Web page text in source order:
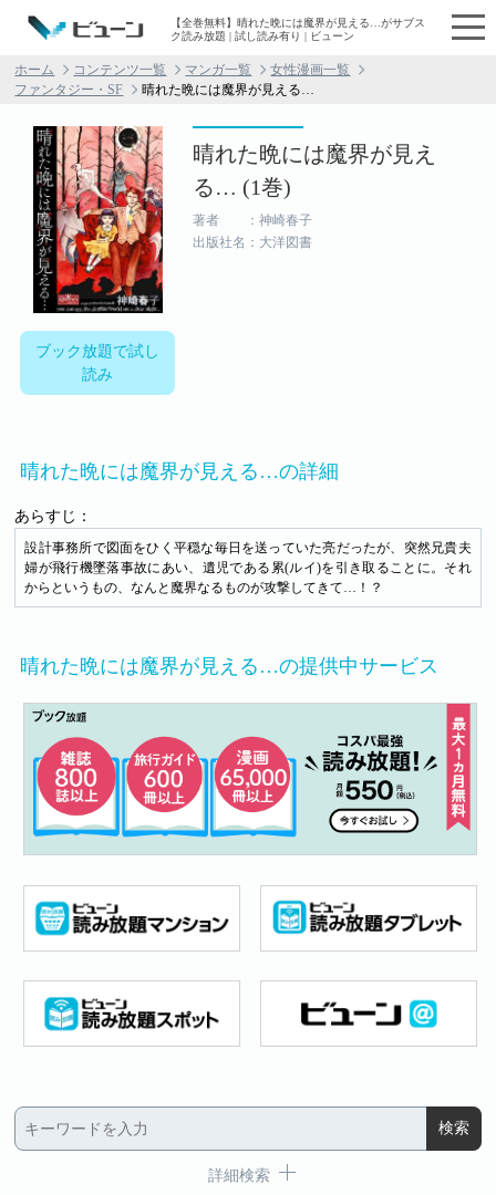
【全巻無料】晴れた晩には魔界が見える…がサブス
ク読み放題 | 試し読み有り | ビューン
ホーム コンテンツ一覧 マンガ一覧
女性漫画一覧
ファンタジー・SF
晴れた晩には魔界が見える…
ブック放題で試し
読み
晴れた晩には魔界が見え
る… (1巻)
著者 ：神崎春子
出版社名：大洋図書
晴れた晩には魔界が見える…の詳細
あらすじ：
設計事務所で図面をひく平穏な毎日を送っていた亮だったが、突然兄貴夫
婦が飛行機墜落事故にあい、遺児である累(ルイ)を引き取ることに。それ
からというもの、なんと魔界なるものが攻撃してきて…！？
晴れた晩には魔界が見える…の提供中サービス
詳細検索